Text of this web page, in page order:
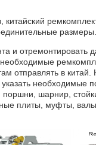
китайский
размеры.
и отремонтировать
отправлять в китай.
необходимые
шарнир,
плиты, муфты,